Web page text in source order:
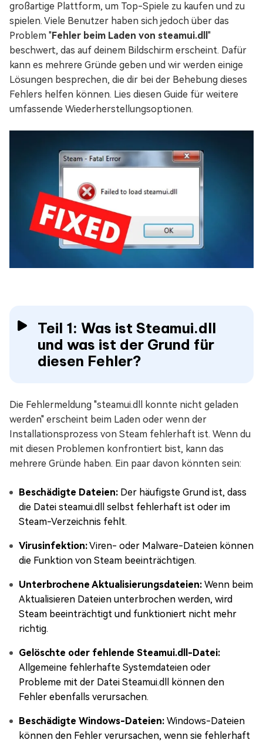
großartige Plattform, um Top-Spiele zu kaufen und zu
spielen. Viele Benutzer haben sich jedoch über das
Problem "Fehler beim Laden von steamui.dll "
beschwert, das auf deinem Bildschirm erscheint. Dafür
kann es mehrere Gründe geben und wir werden einige
Lösungen besprechen, die dir bei der Behebung dieses
Fehlers helfen können. Lies diesen Guide für weitere
umfassende Wiederherstellungsoptionen.
Teil 1: Was ist Steamui.dll
und was ist der Grund für
diesen Fehler?
Die Fehlermeldung "steamui.dll konnte nicht geladen
werden" erscheint beim Laden oder wenn der
Installationsprozess von Steam fehlerhaft ist. Wenn du
mit diesen Problemen konfrontiert bist, kann das
mehrere Gründe haben. Ein paar davon könnten sein:
Beschädigte Dateien: Der häufigste Grund ist, dass
die Datei steamui.dll selbst fehlerhaft ist oder im
Steam-Verzeichnis fehlt.
Virusinfektion:Viren- oder Malware-Dateien können
die Funktion von Steam beeinträchtigen.
Unterbrochene Aktualisierungsdateien: Wenn beim
Aktualisieren Dateien unterbrochen werden, wird
Steam beeinträchtigt und funktioniert nicht mehr
richtig.
Gelöschte oder fehlende Steamui.dll-Datei:
Allgemeine fehlerhafte Systemdateien oder
Probleme mit der Datei Steamui.dll können den
Fehler ebenfalls verursachen.
Beschädigte Windows-Dateien: Windows-Dateien
können den Fehler verursachen, wenn sie fehlerhaft